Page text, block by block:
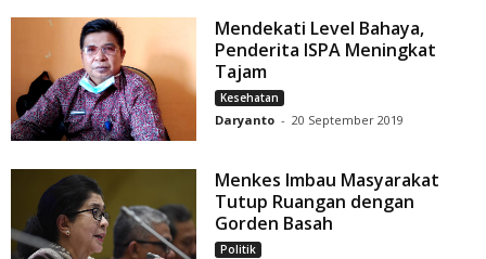
Mendekati Level Bahaya,
Penderita ISPA Meningkat
Tajam
Kesehatan
Daryanto - 20 September 2019
Menkes Imbau Masyarakat
Tutup Ruangan dengan
Gorden Basah
Politik